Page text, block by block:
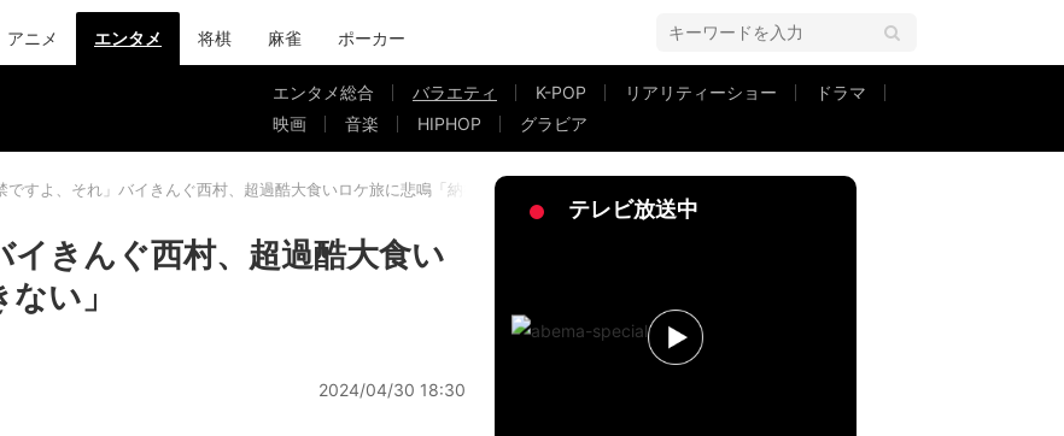
アニメ エンタメ 将棋 麻雀 ポーカー
エンタメ総合 バラエティ K-POP リアリティーショー
ドラマ
映画
音楽 HIPHOP グラビア
ですよ、それ」バイきんぐ西村、超過酷大食いロケ旅に悲鳴「納得できない」
イきんぐ西村、超過酷大食い
い」
2024/04/30 18:30
テレビ放送中